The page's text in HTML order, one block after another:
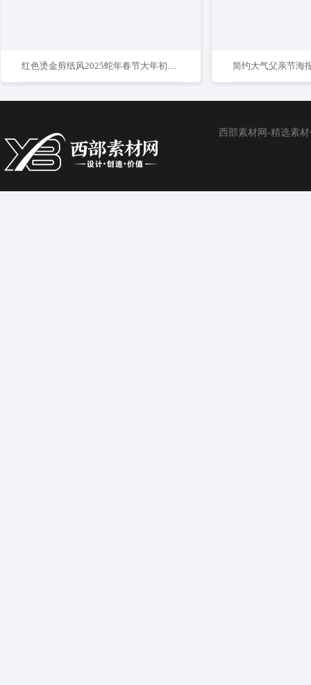
红色烫金剪纸风2025蛇年春节大年初一到初七组图海报 简约大气父亲节海
西部素材网-精选素